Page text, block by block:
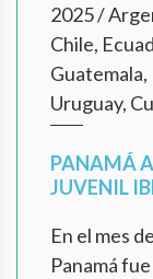
2025/
Chile,
Uruguay,
PANAMÁ
JUVENIL
En el mes
Panamá